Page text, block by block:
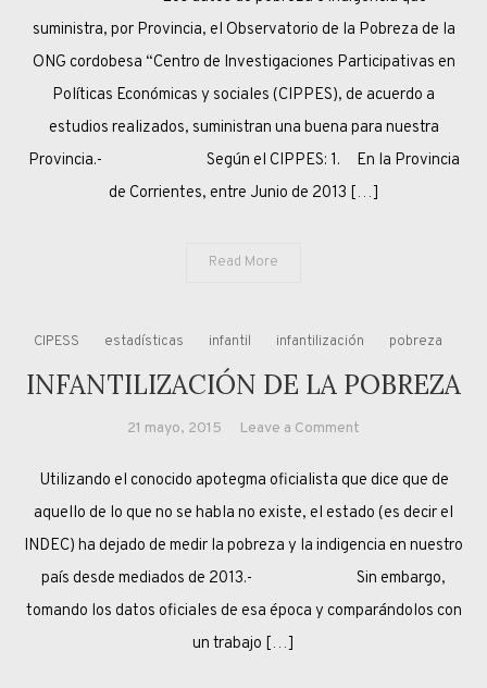
PARA
CORRIENTES
suministra, por Provincia, el Observatorio de la Pobreza de la
ONG cordobesa “Centro de Investigaciones Participativas en
Políticas Económicas y sociales (CIPPES), de acuerdo a
estudios realizados, suministran una buena para nuestra
Provincia.- Según el CIPPES: 1. En la Provincia
de Corrientes, entre Junio de 2013 […]
Read More
CIPESS estadísticas infantil infantilización pobreza
INFANTILIZACIÓN DE LA POBREZA
21 mayo, 2015 Leave a Comment
DE
LA
POBREZA
Utilizando el conocido apotegma oficialista que dice que de
aquello de lo que no se habla no existe, el estado (es decir el
INDEC) ha dejado de medir la pobreza y la indigencia en nuestro
país desde mediados de 2013.- Sin embargo,
tomando los datos oficiales de esa época y comparándolos con
un trabajo […]